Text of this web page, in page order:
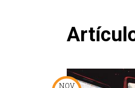
NOV